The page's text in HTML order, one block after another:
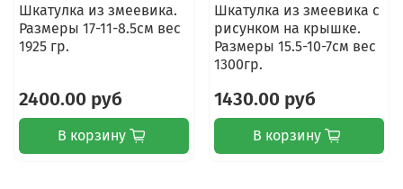
Шкатулка из змеевика.
Размеры 17-11-8.5см вес
1925 гр.
2400.00 руб
В корзину
Шкатулка из змеевика с
рисунком на крышке.
Размеры 15.5-10-7см вес
1300гр.
1430.00 руб
В корзину